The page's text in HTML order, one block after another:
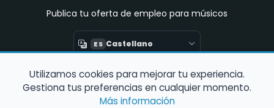
Publica tu oferta de empleo para músicos
ES Castellano
Encuentra Músico
Buscador de Músicos
Utilizamos cookies para mejorar tu experiencia.
Gestiona tus preferencias en cualquier momento.
Más información